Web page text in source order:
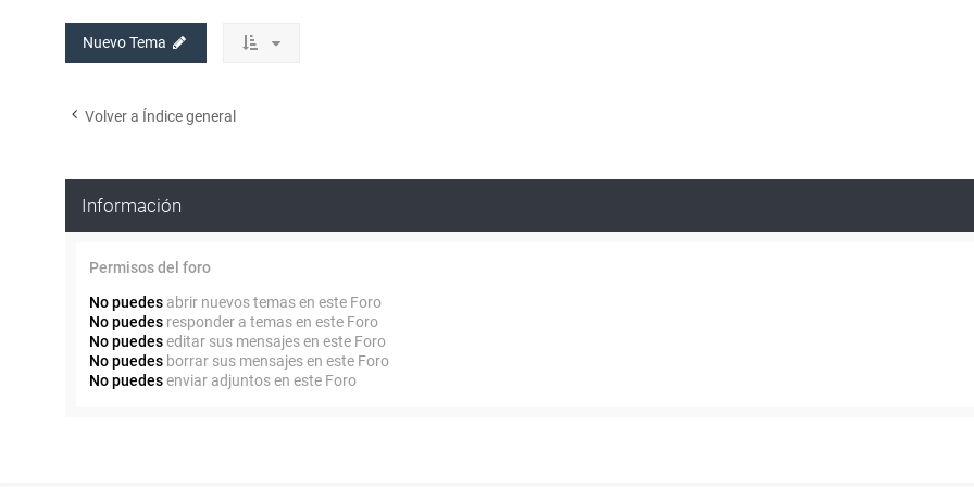
Nuevo Tema
Volver a Índice general
Información
Permisos del foro
No puedes abrir nuevos temas en este Foro
No puedes responder a temas en este Foro
No puedeseditar sus mensajes en este Foro
No puedes borrar sus mensajes en este Foro
No puedesenviar adjuntos en este Foro